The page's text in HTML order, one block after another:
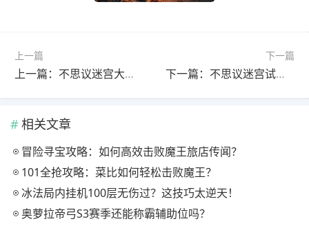
上一篇
上一篇：不思议迷宫大猫猫越野
下一篇
下一篇：不思议迷宫试试拉冈布奥
相关文章
冒险寻宝攻略：如何高效击败魔王旅店传闻？
101全抢攻略：菜比如何轻松击败魔王？
冰法局内挂机100层无伤过？这技巧太逆天！
奥萝拉帝弓S3赛季还能称霸辅助位吗？